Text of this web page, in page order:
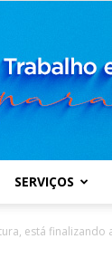
SERVIÇOS
está finalizando